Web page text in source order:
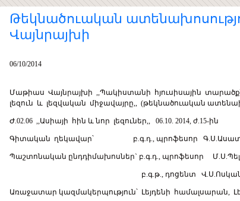
Թեկնածուական
Վայնրայխի
06/10/2014
Մաթիաս Վայնրայխի ,,Պակիստանի հյուսիսային
լեզուն և լեզվական միջավայրը,, (թեկնածուական
Ժ.02.06 ,,Ասիայի հին և նոր լեզուներ,, 06.10. 2014, ժ.15-ին
Գիտական ղեկավար՝ բ.գ.դ., պրոֆեսոր
Պաշտոնական ընդդիմախոսներ` բ.գ.դ., պրոֆեսոր
բ.գ.թ., դոցենտ
Առաջատար կազմակերպություն՝ Լեյդենի համալսարան,